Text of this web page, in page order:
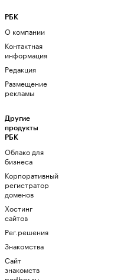
РБК
О компании
Контактная
информация
Редакция
Размещение
рекламы
Другие
продукты
РБК
Облако для
бизнеса
Корпоративный
регистратор
доменов
Хостинг
сайтов
Рег.решения
Знакомства
Сайт
знакомств